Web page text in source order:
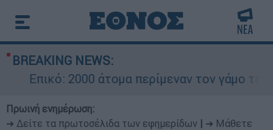
BREAKING NEWS:
Επικό: 2000 άτομα περίμεναν τον γάμο του
Πρωινή ενημέρωση:
➔ Δείτε τα πρωτοσέλιδα των εφημερίδων
➔ Μάθετε